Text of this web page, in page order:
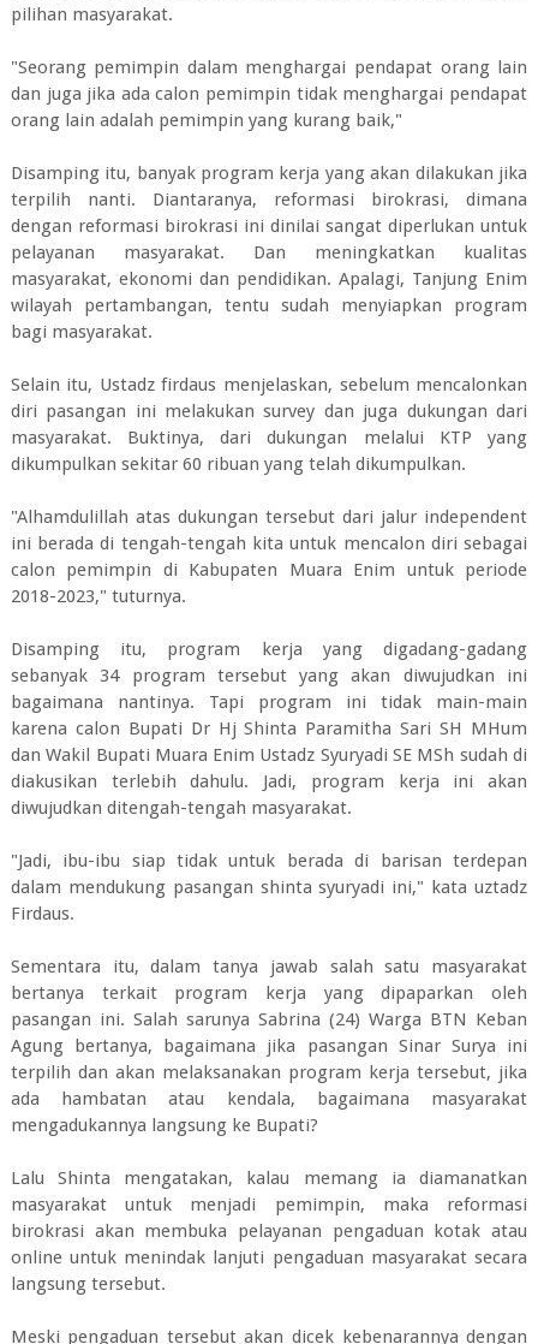
pilihan masyarakat.
"Seorang pemimpin dalam menghargai pendapat orang lain
dan juga jika ada calon pemimpin tidak menghargai pendapat
orang lain adalah pemimpin yang kurang baik,"
Disamping itu, banyak program kerja yang akan dilakukan jika
terpilih nanti. Diantaranya, reformasi birokrasi, dimana
dengan reformasi birokrasi ini dinilai sangat diperlukan untuk
pelayanan masyarakat. Dan meningkatkan kualitas
masyarakat, ekonomi dan pendidikan. Apalagi, Tanjung Enim
wilayah pertambangan, tentu sudah menyiapkan program
bagi masyarakat.
Selain itu, Ustadz firdaus menjelaskan, sebelum mencalonkan
diri pasangan ini melakukan survey dan juga dukungan dari
masyarakat. Buktinya, dari dukungan melalui KTP yang
dikumpulkan sekitar 60 ribuan yang telah dikumpulkan.
"Alhamdulillah atas dukungan tersebut dari jalur independent
ini berada di tengah-tengah kita untuk mencalon diri sebagai
calon pemimpin di Kabupaten Muara Enim untuk periode
2018-2023," tuturnya.
Disamping itu, program kerja yang digadang-gadang
sebanyak 34 program tersebut yang akan diwujudkan ini
bagaimana nantinya. Tapi program ini tidak main-main
karena calon Bupati Dr Hj Shinta Paramitha Sari SH MHum
dan Wakil Bupati Muara Enim Ustadz Syuryadi SE MSh sudah di
diakusikan terlebih dahulu. Jadi, program kerja ini akan
diwujudkan ditengah-tengah masyarakat.
"Jadi, ibu-ibu siap tidak untuk berada di barisan terdepan
dalam mendukung pasangan shinta syuryadi ini," kata uztadz
Firdaus.
Sementara itu, dalam tanya jawab salah satu masyarakat
bertanya terkait program kerja yang dipaparkan oleh
pasangan ini. Salah sarunya Sabrina (24) Warga BTN Keban
Agung bertanya, bagaimana jika pasangan Sinar Surya ini
terpilih dan akan melaksanakan program kerja tersebut, jika
ada hambatan atau kendala, bagaimana masyarakat
mengadukannya langsung ke Bupati?
Lalu Shinta mengatakan, kalau memang ia diamanatkan
masyarakat untuk menjadi pemimpin, maka reformasi
birokrasi akan membuka pelayanan pengaduan kotak atau
online untuk menindak lanjuti pengaduan masyarakat secara
langsung tersebut.
Meski pengaduan tersebut akan dicek kebenarannya dengan